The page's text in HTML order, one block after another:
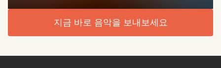
지금 바로 음악을 보내보세요